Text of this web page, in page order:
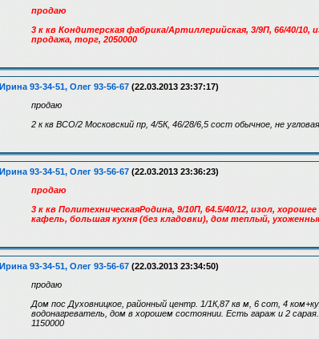
продаю
3 к кв Кондитерская фабрика/Артиллерийская, 3/9П, 66/40/10,
продажа, торг, 2050000
Ирина 93-34-51, Олег 93-56-67 (22.03.2013 23:37:17)
продаю
2 к кв ВСО/2 Московский пр, 4/5К, 46/28/6,5 сост обычное, не
Ирина 93-34-51, Олег 93-56-67 (22.03.2013 23:36:23)
продаю
3 к кв ПолитехническаяРодина, 9/10П, 64.5/40/12, изол,
кафель, большая кухня (без кладовки), дом теплый,
Ирина 93-34-51, Олег 93-56-67 (22.03.2013 23:34:50)
продаю
Дом пос Духовницкое, районный центр. 1/1К,87 кв м, 6 сот, 4
водонагреватель, дом в хорошем состоянии. Есть гараж и 2
1150000